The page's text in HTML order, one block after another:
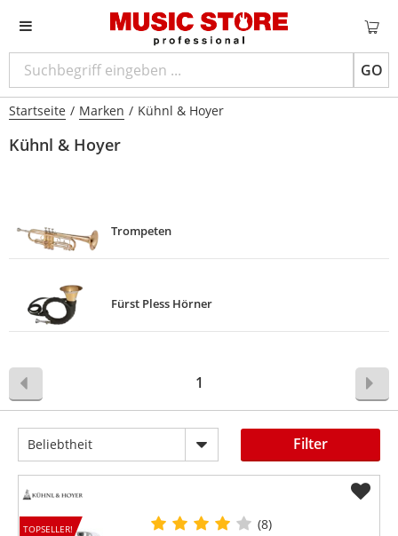
GO
Startseite / Marken / Kühnl & Hoyer
Kühnl & Hoyer
Trompeten
Fürst Pless Hörner
Beliebtheit
1
Filter
TOPSELLER! (8)